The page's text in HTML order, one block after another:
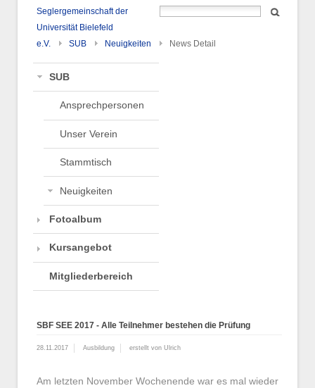
Seglergemeinschaft der
Universität Bielefeld
e.V.
SUB Neuigkeiten News Detail
SUB
Ansprechpersonen
Unser Verein
Stammtisch
Neuigkeiten
Fotoalbum
Kursangebot
Mitgliederbereich
SBF SEE 2017 - Alle Teilnehmer bestehen die Prüfung
28.11.2017 Ausbildung erstellt von Ulrich
Am letzten November Wochenende war es mal wieder